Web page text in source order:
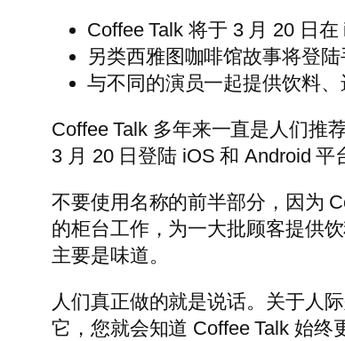
Coffee Talk 将于 3 月 20 日
另类西雅图咖啡馆故事将登
与不同的演员一起提供饮料
Coffee Talk 多年来一直是人们推
3 月 20 日登陆 iOS 和 Android 平
不要使用名称的前半部分，因为
的柜台工作，为一大批顾客提供
主要是味道。
人们真正做的就是说话。关于人
它，您就会知道 Coffee Talk 始终